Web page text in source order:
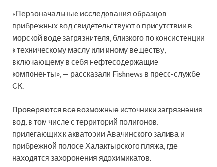
«Первоначальные исследования образцов
прибрежных вод свидетельствуют о присутствии в
морской воде загрязнителя, близкого по консистенции
к техническому маслу или иному веществу,
включающему в себя нефтесодержащие
компоненты», — рассказали Fishnews в пресс-службе
СК.
Проверяются все возможные источники загрязнения
вод, в том числе с территорий полигонов,
прилегающих к акватории Авачинского залива и
прибрежной полосе Халактырского пляжа, где
находятся захоронения ядохимикатов.